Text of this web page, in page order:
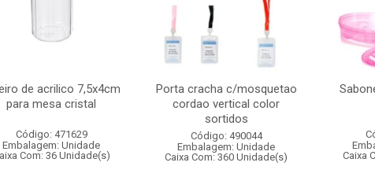
de acrilico 7,5x4cm
para mesa cristal
Código: 471629
Embalagem: Unidade
Com: 36 Unidade(s)
Porta cracha c/mosquetao
cordao vertical color
sortidos
Código: 490044
Embalagem: Unidade
Caixa Com: 360 Unidade(s)
Caixa